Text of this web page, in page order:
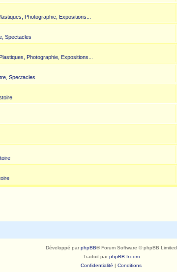
Photographie, Expositions...
Spectacles
Photographie, Expositions...
Spectacles
Développé parphpBB® Forum Software © phpBB Limited
Traduit parphpBB-fr.com
Confidentialité | Conditions